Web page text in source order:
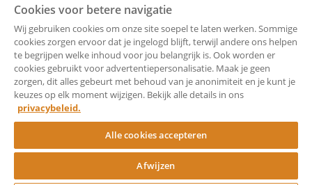
Spanje
Frankrijk
Verenigd Koninkrijk
Verenigde Staten
Privacy Policy
Gebruiksvoorwaarden
Hulp
RocketSign
Alle documenten
Toegankelijkheid
Cookie-instellingen
Cookies voor betere navigatie
Wij gebruiken cookies om onze site soepel te laten werken. Sommige
cookies zorgen ervoor dat je ingelogd blijft, terwijl andere ons helpen
te begrijpen welke inhoud voor jou belangrijk is. Ook worden er
cookies gebruikt voor advertentiepersonalisatie. Maak je geen
zorgen, dit alles gebeurt met behoud van je anonimiteit en je kunt je
keuzes op elk moment wijzigen. Bekijk alle details in ons
privacybeleid.
Alle cookies accepteren
Afwijzen